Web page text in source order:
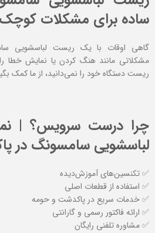
ساده برای مشکلات کوچک
گاهی اوقات با یک ریست لباسشویی
مشکلاتی مانند هنگ کردن یا نمایش خطا
ریست دستگاه خود را نمی‌دانید، از ما کمک
چرا درست سرویس؟ |
لباسشویی سامسونگ در
✅ تکنسین‌های آموزش‌دیده
✅ استفاده از قطعات اصلی
✅ خدمات سریع در پاکدشت و حومه
✅ ارائه فاکتور رسمی و گارانتی
✅ مشاوره تلفنی رایگان